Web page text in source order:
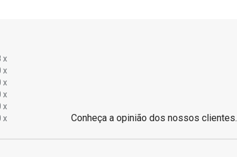
x
x
x
x
x
x Conheça a opinião dos nossos clientes.